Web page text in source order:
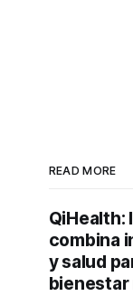
READ MORE
QiHealth:
combina
y salud